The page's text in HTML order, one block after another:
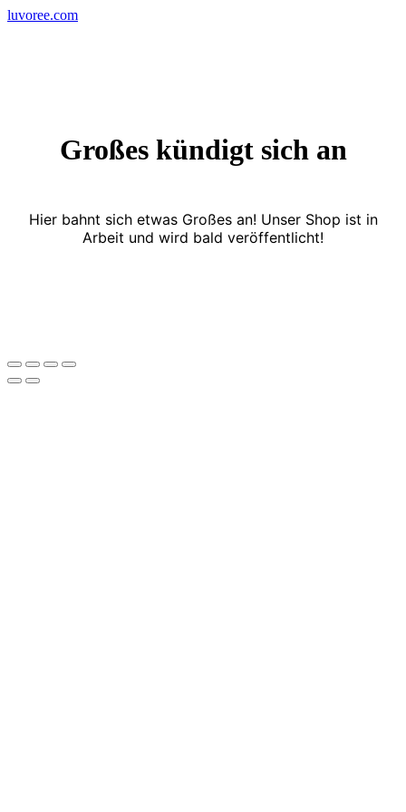
Skip
luvoree.com
Großes kündigt sich an
Hier bahnt sich etwas Großes an! Unser Shop ist in
Arbeit und wird bald veröffentlicht!